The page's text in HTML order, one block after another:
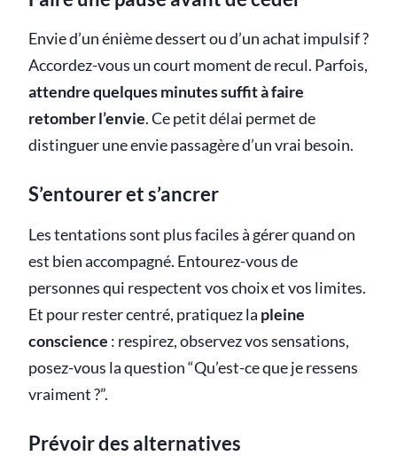
Envie d’un énième dessert ou d’un achat impulsif ?
Accordez-vous un court moment de recul. Parfois,
attendre quelques minutes suffit à faire
retomber l’envie. Ce petit délai permet de
distinguer une envie passagère d’un vrai besoin.
S’entourer et s’ancrer
Les tentations sont plus faciles à gérer quand on
est bien accompagné. Entourez-vous de
personnes qui respectent vos choix et vos limites.
Et pour rester centré, pratiquez la pleine
conscience : respirez, observez vos sensations,
posez-vous la question “Qu’est-ce que je ressens
vraiment ?”.
Prévoir des alternatives